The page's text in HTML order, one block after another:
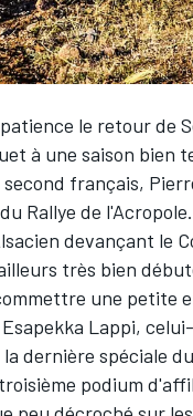
le retour de
à une saison bien
français,
Rallye de
devançant le
très bien
une petite
Esapekka Lappi,
dernière spéciale
podium